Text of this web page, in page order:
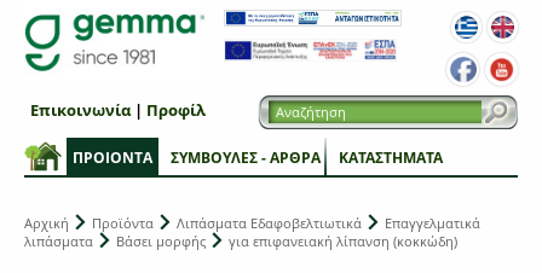
ΠΡΟΙΟΝΤΑ ΣΥΜΒΟΥΛΕΣ - ΑΡΘΡΑ ΚΑΤΑΣΤΗΜΑΤΑ
Επικοινωνία| Προφίλ
Αρχική Προϊόντα Λιπάσματα Εδαφοβελτιωτικά
Επαγγελματικά
λιπάσματα
Βάσει μορφής για επιφανειακή λίπανση (κοκκώδη)